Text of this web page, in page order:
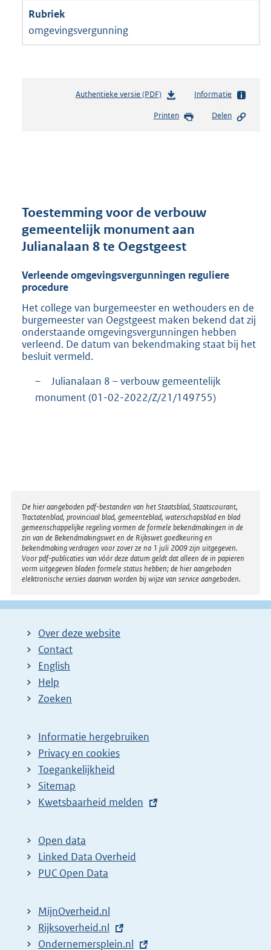
omgevingsvergunning
Authentieke versie (PDF)b
s
r
o
t
e
9
3
K
b
Informatie
Printen Delen
Toestemming voor de verbouw
gemeentelijk monument aan
Julianalaan 8 te Oegstgeest
Verleende omgevingsvergunningen reguliere
procedure
Het college van burgemeester en wethouders en de
burgemeester van Oegstgeest maken bekend dat zij
onderstaande omgevingsvergunningen hebben
verleend. De datum van bekendmaking staat bij het
besluit vermeld.
–
Julianalaan 8 – verbouw gemeentelijk
monument (01-02-2022/Z/21/149755)
Disclaimer
De hier aangeboden pdf-bestanden van het Staatsblad, Staatscourant,
Tractatenblad, provinciaal blad, gemeenteblad, waterschapsblad en blad
gemeenschappelijke regeling vormen de formele bekendmakingen in de
zin van de Bekendmakingswet en de Rijkswet goedkeuring en
bekendmaking verdragen voor zover ze na 1 juli 2009 zijn uitgegeven.
Voor pdf-publicaties van vóór deze datum geldt dat alleen de in papieren
vorm uitgegeven bladen formele status hebben; de hier aangeboden
elektronische versies daarvan worden bij wijze van service aangeboden.
Over deze website
Contact
English
Help
Zoeken
Informatie hergebruiken
Privacy en cookies
Toegankelijkheid
Sitemap
E
t
e
r
l
i
Kwetsbaarheid melden
Open data
Linked Data Overheid
PUC Open Data
MijnOverheid.nl
E
x
Rijksoverheid.nl
E
Ondernemersplein.nl